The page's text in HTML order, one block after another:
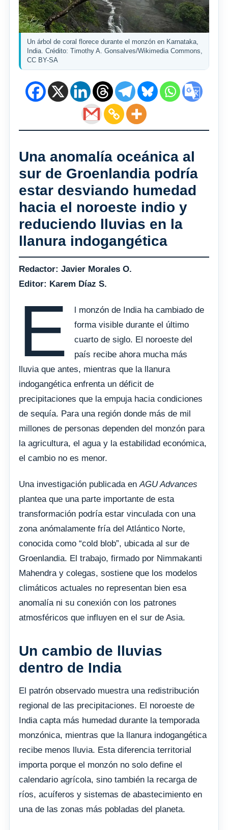
Un árbol de coral florece durante el monzón en Karnataka,
India. Crédito: Timothy A. Gonsalves/Wikimedia Commons,
CC BY-SA
Una anomalía oceánica al
sur de Groenlandia podría
estar desviando humedad
hacia el noroeste indio y
reduciendo lluvias en la
llanura indogangética
Redactor: Javier Morales O.
Editor: Karem Díaz S.
E
l monzón de India ha cambiado de
forma visible durante el último
cuarto de siglo. El noroeste del
país recibe ahora mucha más
lluvia que antes, mientras que la llanura
indogangética enfrenta un déficit de
precipitaciones que la empuja hacia condiciones
de sequía. Para una región donde más de mil
millones de personas dependen del monzón para
la agricultura, el agua y la estabilidad económica,
el cambio no es menor.
Una investigación publicada enAGU Advances
plantea que una parte importante de esta
transformación podría estar vinculada con una
zona anómalamente fría del Atlántico Norte,
conocida como “cold blob”, ubicada al sur de
Groenlandia. El trabajo, firmado por Nimmakanti
Mahendra y colegas, sostiene que los modelos
climáticos actuales no representan bien esa
anomalía ni su conexión con los patrones
atmosféricos que influyen en el sur de Asia.
Un cambio de lluvias
dentro de India
El patrón observado muestra una redistribución
regional de las precipitaciones. El noroeste de
India capta más humedad durante la temporada
monzónica, mientras que la llanura indogangética
recibe menos lluvia. Esta diferencia territorial
importa porque el monzón no solo define el
calendario agrícola, sino también la recarga de
ríos, acuíferos y sistemas de abastecimiento en
una de las zonas más pobladas del planeta.